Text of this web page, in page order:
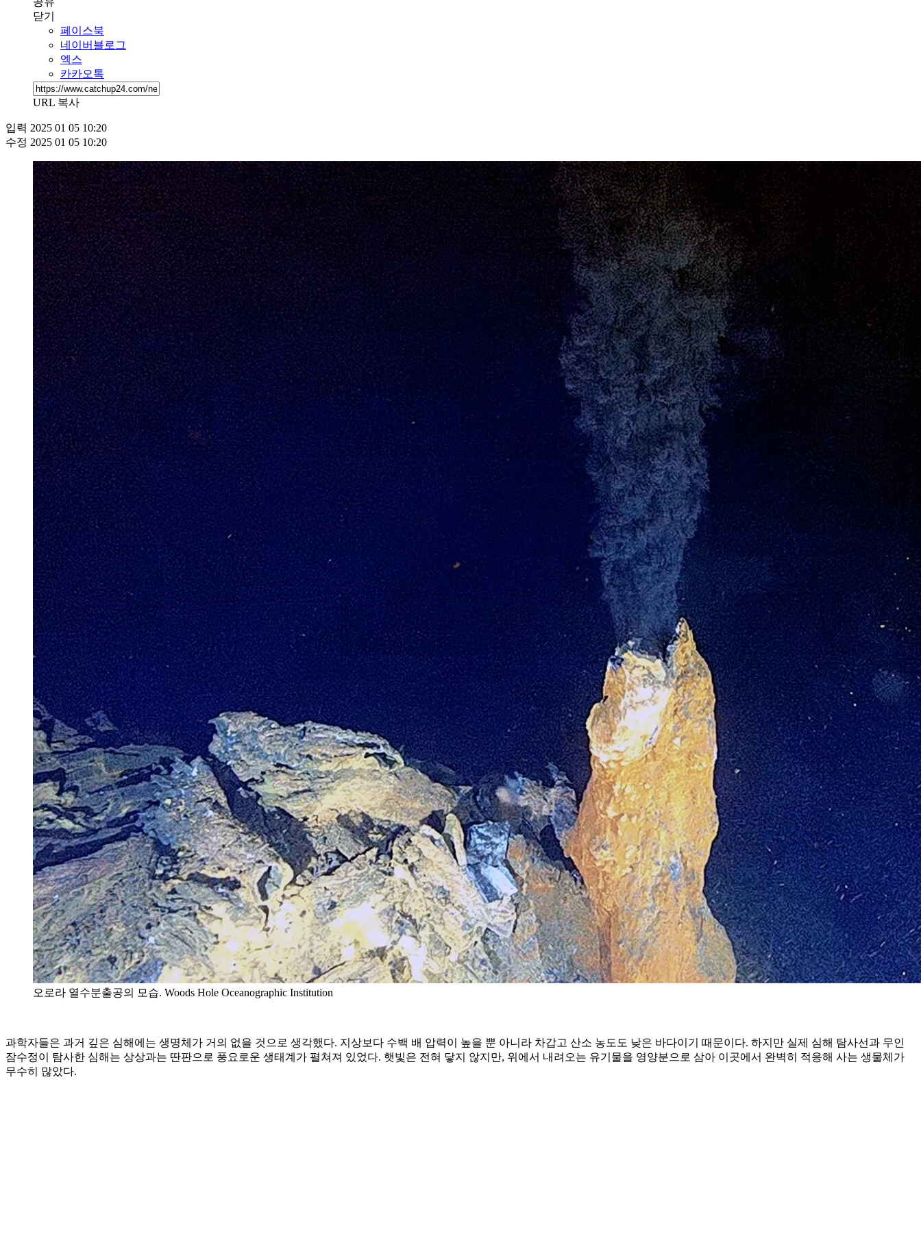
닫기
페이스북
네이버블로그
엑스
카카오톡
URL 복사
입력 2025 01 05 10:20
수정 2025 01 05 10:20
오로라 열수분출공의 모습. Woods Hole Oceanographic Institution
과학자들은 과거 깊은 심해에는 생명체가 거의 없을 것으로 생각했다. 지상보다 수백 배 압력이 높을 뿐 아니라 차갑고 산소 농도도 낮은 바다이기 때문이다. 하지만 실제 심해 탐사선과 무인
잠수정이 탐사한 심해는 상상과는 딴판으로 풍요로운 생태계가 펼쳐져 있었다. 햇빛은 전혀 닿지 않지만, 위에서 내려오는 유기물을 영양분으로 삼아 이곳에서 완벽히 적응해 사는 생물체가
무수히 많았다.